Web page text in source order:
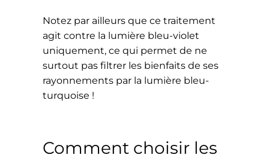
Notez par ailleurs que ce traitement
agit contre la lumière bleu-violet
uniquement, ce qui permet de ne
surtout pas filtrer les bienfaits de ses
rayonnements par la lumière bleu-
turquoise !
Comment choisir les